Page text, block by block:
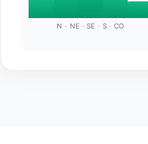
N · NE · SE · S · CO